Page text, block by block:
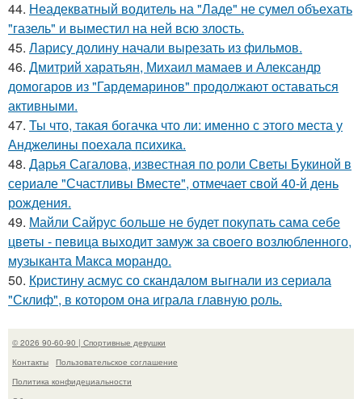
44. Неадекватный водитель на "Ладе" не сумел объехать
"газель" и выместил на ней всю злость.
45. Ларису долину начали вырезать из фильмов.
46. Дмитрий харатьян, Михаил мамаев и Александр
домогаров из "Гардемаринов" продолжают оставаться
активными.
47. Ты что, такая богачка что ли: именно с этого места у
Анджелины поехала психика.
48. Дарья Сагалова, известная по роли Светы Букиной в
сериале "Счастливы Вместе", отмечает свой 40-й день
рождения.
49. Майли Сайрус больше не будет покупать сама себе
цветы - певица выходит замуж за своего возлюбленного,
музыканта Макса морандо.
50. Кристину асмус со скандалом выгнали из сериала
"Склиф", в котором она играла главную роль.
© 2026 90-60-90 | Спортивные девушки
Контакты
Пользовательское соглашение
Политика конфидециальности